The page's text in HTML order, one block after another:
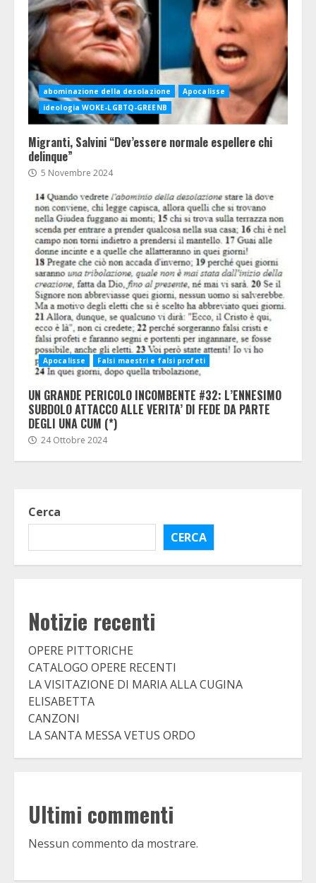
abominazione della desolazione
Apocalisse
ideologia WOKE-LGBTQ-GREENB
Migranti, Salvini “Dev’essere normale espellere chi
delinque”
5 Novembre 2024
Apocalisse Falsi maestri e falsi profeti
UN GRANDE PERICOLO INCOMBENTE #32: L’ENNESIMO
SUBDOLO ATTACCO ALLE VERITA’ DI FEDE DA PARTE
DEGLI UNA CUM (*)
24 Ottobre 2024
Cerca
CERCA
Notizie recenti
OPERE PITTORICHE
CATALOGO OPERE RECENTI
LA VISITAZIONE DI MARIA ALLA CUGINA
ELISABETTA
CANZONI
LA SANTA MESSA VETUS ORDO
Ultimi commenti
Nessun commento da mostrare.